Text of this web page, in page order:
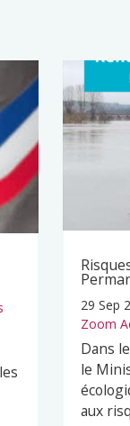
29 Sep
Zoom
Dans
le
aux